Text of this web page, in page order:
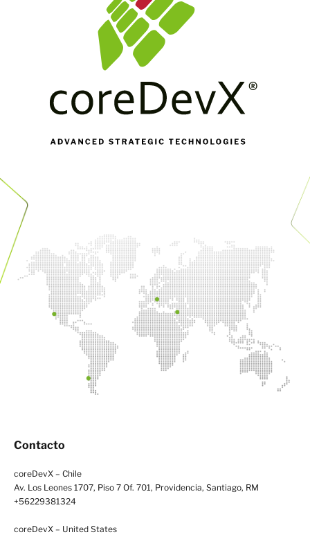
Contacto
coreDevX – Chile
Av. Los Leones 1707, Piso 7 Of. 701, Providencia, Santiago, RM
+56229381324
coreDevX – United States